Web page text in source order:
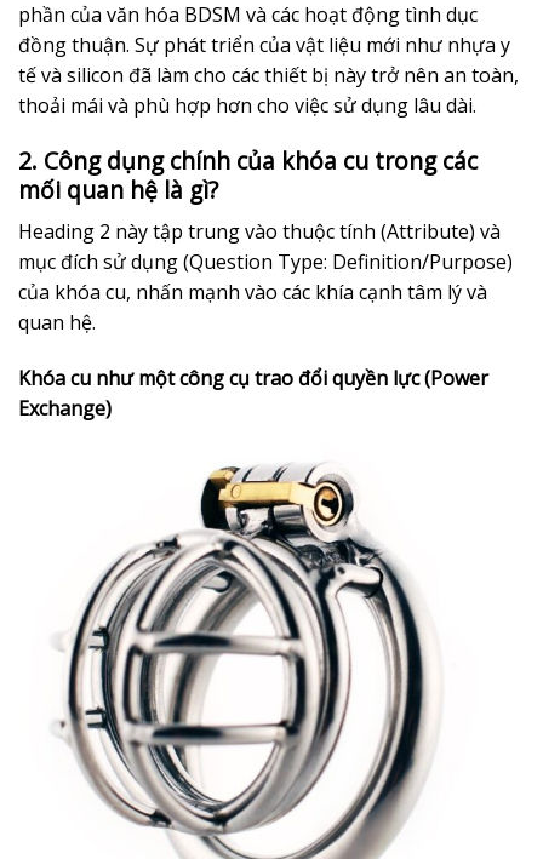
phần của văn hóa BDSM và các hoạt động tình dục
đồng thuận. Sự phát triển của vật liệu mới như nhựa y
tế và silicon đã làm cho các thiết bị này trở nên an toàn,
thoải mái và phù hợp hơn cho việc sử dụng lâu dài.
2. Công dụng chính của khóa cu trong các
mối quan hệ là gì?
Heading 2 này tập trung vào thuộc tính (Attribute) và
mục đích sử dụng (Question Type: Definition/Purpose)
của khóa cu, nhấn mạnh vào các khía cạnh tâm lý và
quan hệ.
Khóa cu như một công cụ trao đổi quyền lực (Power
Exchange)